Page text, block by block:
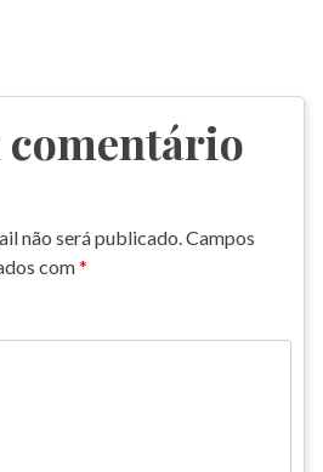
comentário
não será publicado. Campos
com*